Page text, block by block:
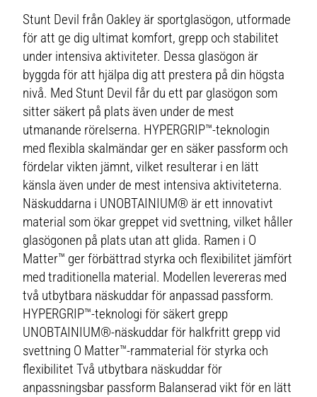
Stunt Devil från Oakley är sportglasögon, utformade
för att ge dig ultimat komfort, grepp och stabilitet
under intensiva aktiviteter. Dessa glasögon är
byggda för att hjälpa dig att prestera på din högsta
nivå. Med Stunt Devil får du ett par glasögon som
sitter säkert på plats även under de mest
utmanande rörelserna. HYPERGRIP™-teknologin
med flexibla skalmändar ger en säker passform och
fördelar vikten jämnt, vilket resulterar i en lätt
känsla även under de mest intensiva aktiviteterna.
Näskuddarna i UNOBTAINIUM® är ett innovativt
material som ökar greppet vid svettning, vilket håller
glasögonen på plats utan att glida. Ramen i O
Matter™ ger förbättrad styrka och flexibilitet jämfört
med traditionella material. Modellen levereras med
två utbytbara näskuddar för anpassad passform.
HYPERGRIP™-teknologi för säkert grepp
UNOBTAINIUM®-näskuddar för halkfritt grepp vid
svettning O Matter™-rammaterial för styrka och
flexibilitet Två utbytbara näskuddar för
anpassningsbar passform Balanserad vikt för en lätt